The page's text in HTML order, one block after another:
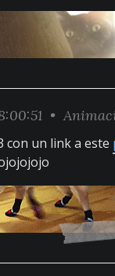
•
con un link a este